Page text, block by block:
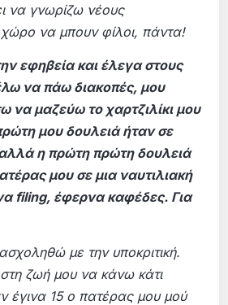
να γνωρίζω νέους
να μπουν φίλοι, πάντα!
εφηβεία και έλεγα στους
να πάω διακοπές, μου
να μαζεύω το χαρτζιλίκι μου
μου δουλειά ήταν σε
η πρώτη πρώτη δουλειά
μου σε μια ναυτιλιακή
filing, έφερνα καφέδες. Για
με την υποκριτική.
ζωή μου να κάνω κάτι
έγινα 15 ο πατέρας μου μού